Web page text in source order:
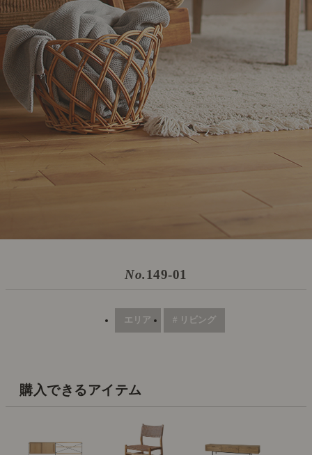
No.149-01
エリア # リビング
購入できるアイテム